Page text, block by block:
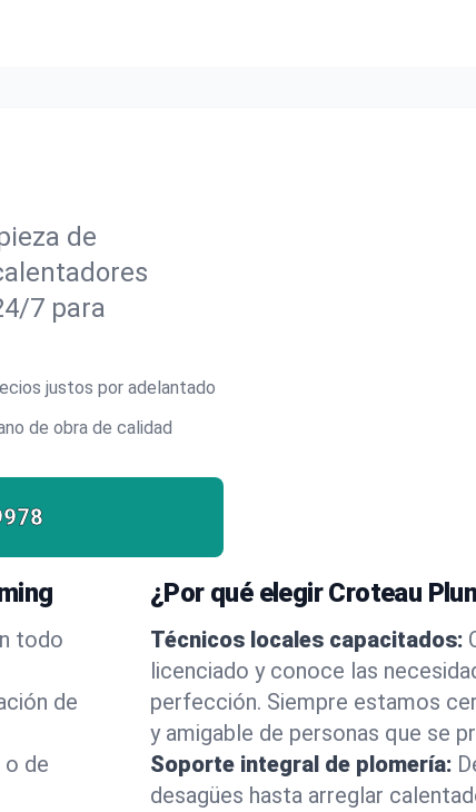
de
7 para
justos por adelantado
de obra de calidad
todo
de
de
¿Por qué elegir Croteau
Técnicos locales capacitados:
licenciado y conoce las
perfección. Siempre estamos
y amigable de personas que se
Soporte integral de plomería:
desagües hasta arreglar